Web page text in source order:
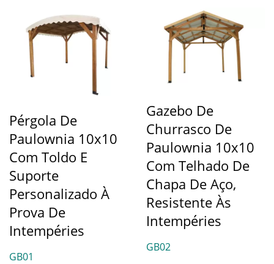
Pérgola De
Paulownia 10x10
Com Toldo E
Suporte
Personalizado À
Prova De
Intempéries
GB01
Gazebo De
Churrasco De
Paulownia 10x10
Com Telhado De
Chapa De Aço,
Resistente Às
Intempéries
GB02